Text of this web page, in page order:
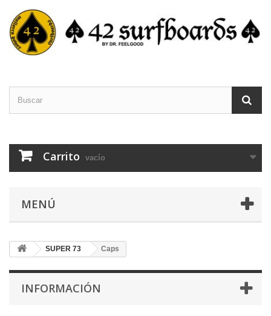
Carrito vacío
MENÚ
SUPER 73 Caps
INFORMACIÓN